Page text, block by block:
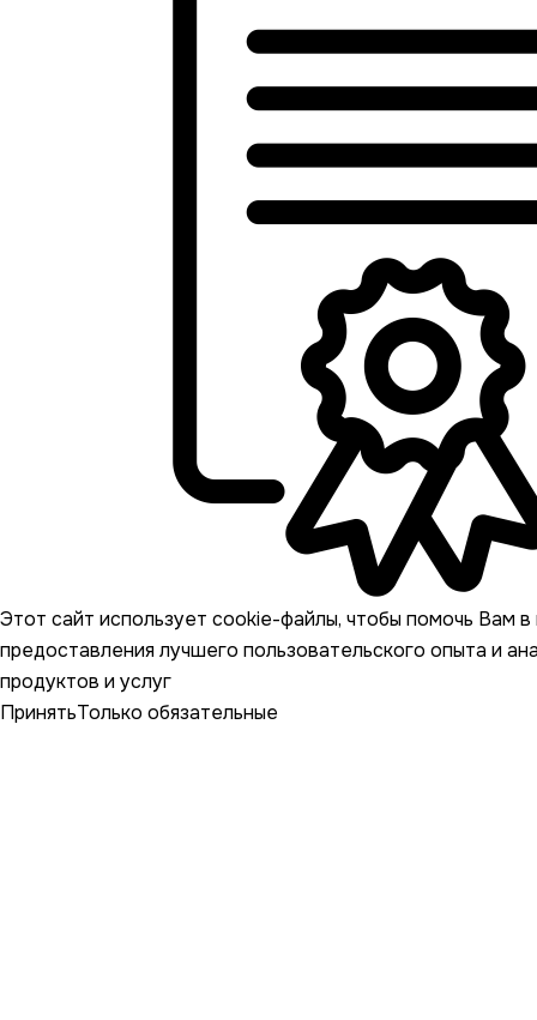
Этот сайт использует cookie-файлы, чтобы помочь Вам в
предоставления лучшего пользовательского опыта и
продуктов и услуг
ПринятьТолько обязательные